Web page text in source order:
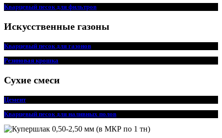
Кварцевый песок для фильтров
Искусственные газоны
Кварцевый песок для газонов
Резиновая крошка
Сухие смеси
Цемент
Кварцевый песок для наливных полов